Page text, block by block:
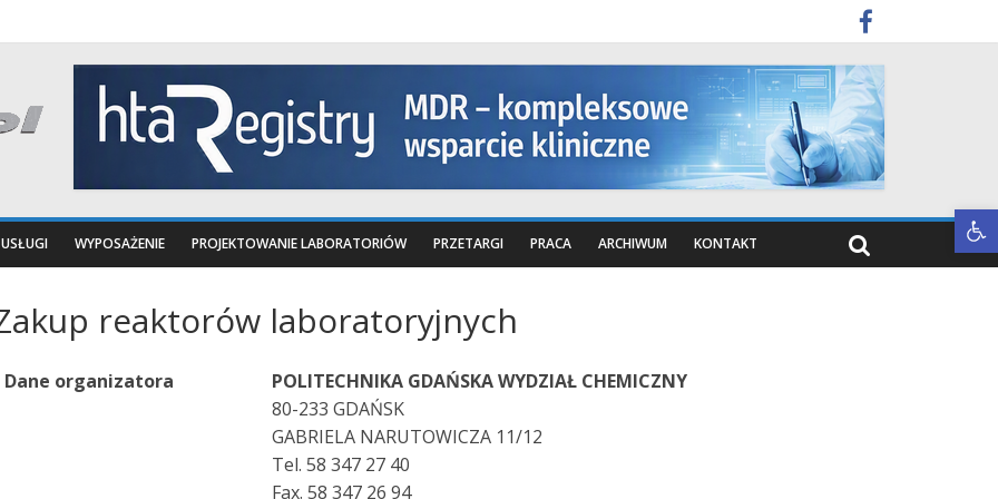
Otwórz pasek narzędzi
USŁUGI WYPOSAŻENIE PROJEKTOWANIE LABORATORIÓW PRZETARGI PRACA ARCHIWUM KONTAKT
reaktorów laboratoryjnych
Dane organizatora
POLITECHNIKA GDAŃSKA WYDZIAŁ CHEMICZNY
80-233 GDAŃSK
GABRIELA NARUTOWICZA 11/12
Tel. 58 347 27 40
Fax. 58 347 26 94